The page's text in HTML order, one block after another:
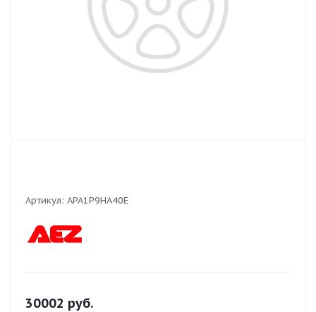
Артикул: APA1P9HA40E
30002 руб.